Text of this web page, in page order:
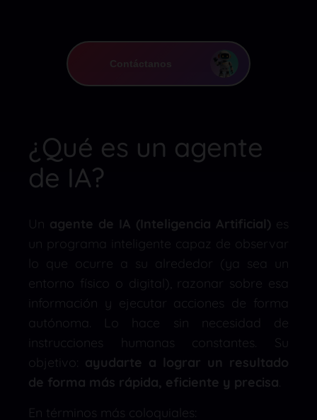
Contáctanos
¿Qué es un agente
de IA?
Un agente de IA (Inteligencia Artificial) es
un programa inteligente capaz de observar
lo que ocurre a su alrededor (ya sea un
entorno físico o digital), razonar sobre esa
información y ejecutar acciones de forma
autónoma. Lo hace sin necesidad de
instrucciones humanas constantes. Su
objetivo: ayudarte a lograr un resultado
de forma más rápida, eficiente y precisa
En términos más coloquiales: